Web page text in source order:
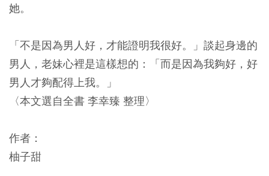
她。
「不是因為男人好，才能證明我很好。」談起身邊的
男人，老妹心裡是這樣想的：「而是因為我夠好，好
男人才夠配得上我。」
〈本文選自全書 李幸臻 整理〉
作者：
柚子甜